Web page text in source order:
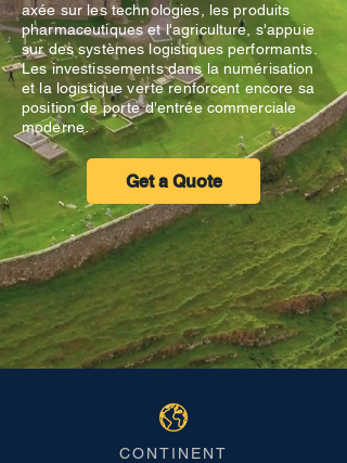
axée sur les technologies, les produits
pharmaceutiques et l'agriculture, s'appuie
sur des systèmes logistiques performants.
Les investissements dans la numérisation
et la logistique verte renforcent encore sa
position de porte d'entrée commerciale
moderne.
Get a Quote
CONTINENT